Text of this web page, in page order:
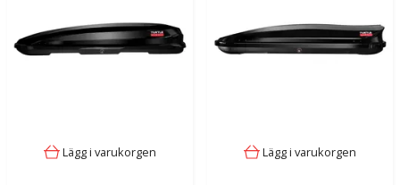
Lägg i varukorgen Lägg i varukorgen